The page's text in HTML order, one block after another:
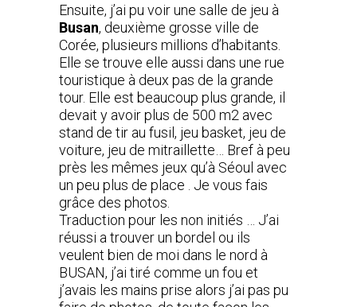
Ensuite, j’ai pu voir une salle de jeu à
Busan, deuxième grosse ville de
Corée, plusieurs millions d’habitants.
Elle se trouve elle aussi dans une rue
touristique à deux pas de la grande
tour. Elle est beaucoup plus grande, il
devait y avoir plus de 500 m2 avec
stand de tir au fusil, jeu basket, jeu de
voiture, jeu de mitraillette… Bref à peu
près les mêmes jeux qu’à Séoul avec
un peu plus de place . Je vous fais
grâce des photos.
Traduction pour les non initiés … J’ai
réussi a trouver un bordel ou ils
veulent bien de moi dans le nord à
BUSAN, j’ai tiré comme un fou et
j’avais les mains prise alors j’ai pas pu